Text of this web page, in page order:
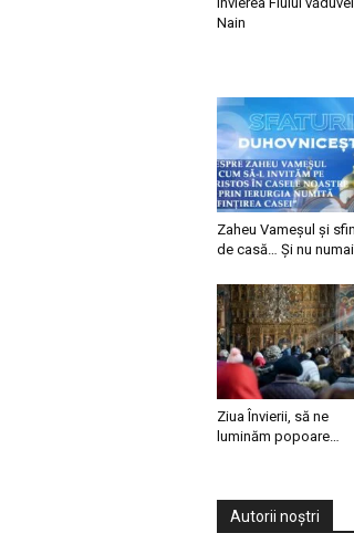
Nain
Zaheu Vameșul și
de casă… Și nu
Ziua Învierii, să ne
luminăm popoare…
Autorii noștri